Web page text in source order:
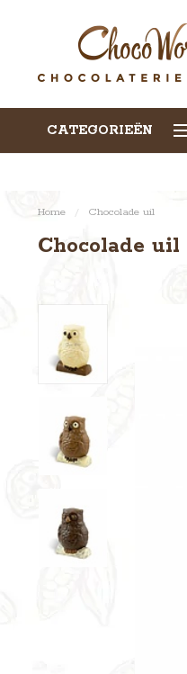
CATEGORIEËN
CALLEBAUT CHOCOLADE
Home / Chocolade uil
Chocolade uil